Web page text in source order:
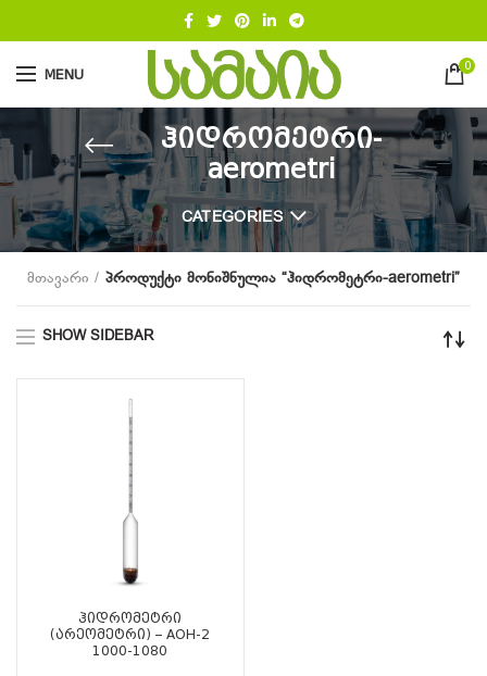
MENU 0
ჰიდრომეტრი-
aerometri
CATEGORIES
მთავარი პროდუქტი მონიშნულია “ჰიდრომეტრი-aerometri”
SHOW SIDEBAR
ჰიდრომეტრი
(არეომეტრი) – АОН-2
1000-1080